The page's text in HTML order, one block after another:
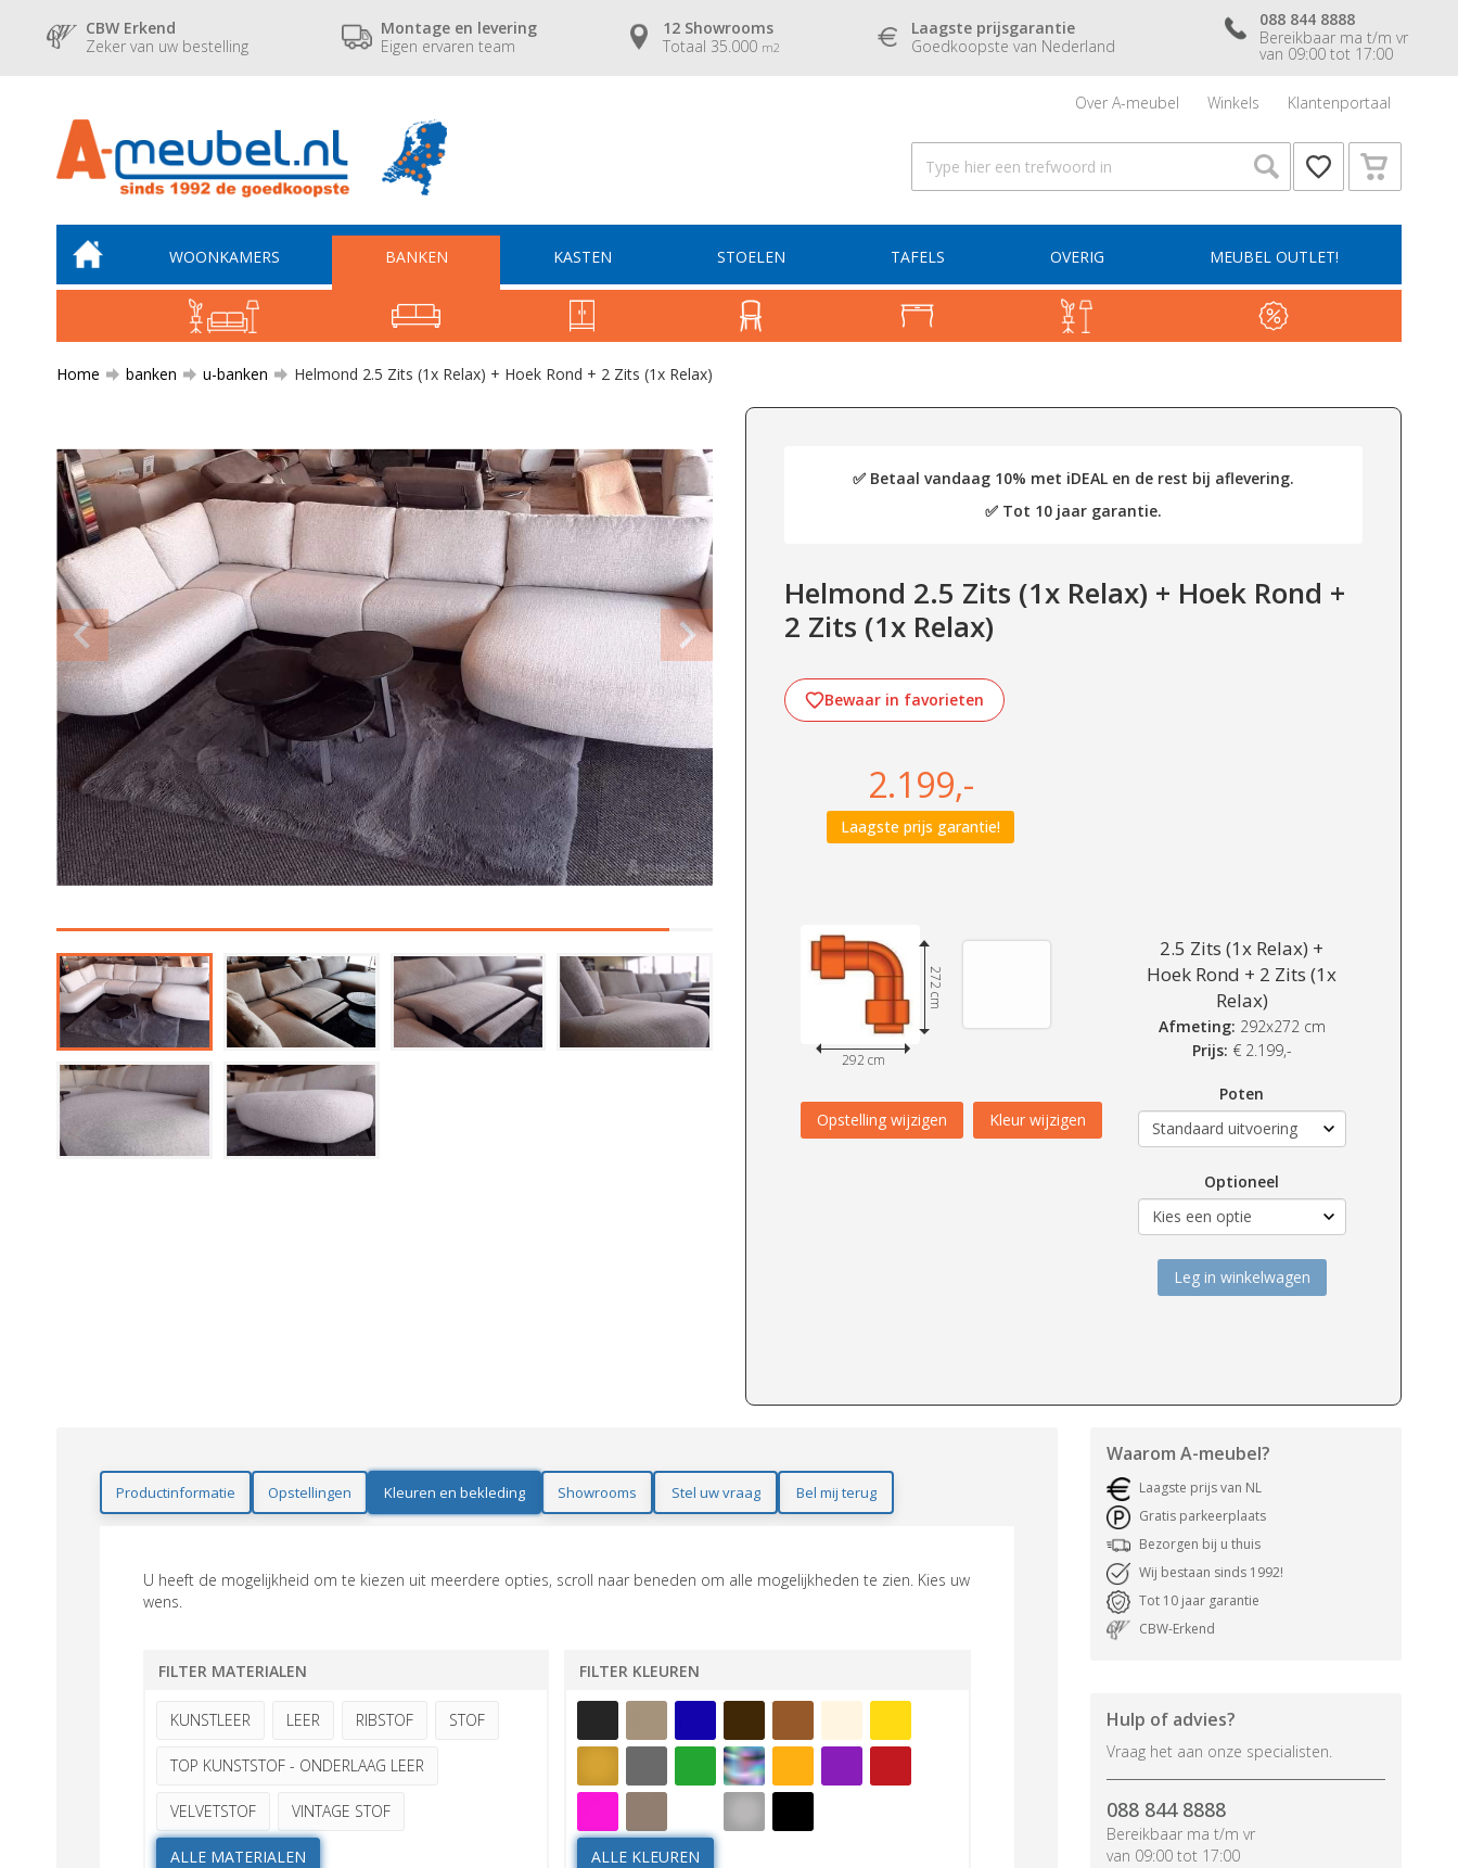
CBW Erkend
Zeker van uw bestelling
Montage en levering
Eigen ervaren team
12 Showrooms
Totaal 35.000 m2
Laagste prijsgarantie
Goedkoopste van Nederland
088 844 8888
Bereikbaar ma t/m vr
van 09:00 tot 17:00
Over A-meubel Winkels Klantenportaal
WOONKAMERS BANKEN KASTEN STOELEN TAFELS OVERIG MEUBEL OUTLET!
Home banken u-banken Helmond 2.5 Zits (1x Relax) + Hoek Rond + 2 Zits (1x Relax)
✅ Betaal vandaag 10% met iDEAL en de rest bij aflevering.
✅ Tot 10 jaar garantie.
Helmond 2.5 Zits (1x Relax) + Hoek Rond +
2 Zits (1x Relax)
Bewaar in favorieten
2.199,-
Laagste prijs garantie!
292 cm
272 cm
Opstelling wijzigen Kleur wijzigen
2.5 Zits (1x Relax) +
Hoek Rond + 2 Zits (1x
Relax)
Afmeting: 292x272 cm
Prijs: € 2.199,-
Poten
Optioneel
Leg in winkelwagen
Productinformatie Opstellingen Kleuren en bekleding Showrooms Stel uw vraag Bel mij terug
U heeft de mogelijkheid om te kiezen uit meerdere opties, scroll naar beneden om alle mogelijkheden te zien. Kies uw
wens.
FILTER MATERIALEN
KUNSTLEER LEER RIBSTOF STOF
TOP KUNSTSTOF - ONDERLAAG LEER
VELVETSTOF VINTAGE STOF
ALLE MATERIALEN
FILTER KLEUREN
ALLE KLEUREN
Waarom A-meubel?
Laagste prijs van NL
Gratis parkeerplaats
Bezorgen bij u thuis
Wij bestaan sinds 1992!
Tot 10 jaar garantie
CBW-Erkend
Hulp of advies?
Vraag het aan onze specialisten.
088 844 8888
Bereikbaar ma t/m vr
van 09:00 tot 17:00